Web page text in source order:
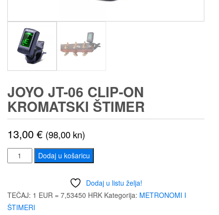
JOYO JT-06 CLIP-ON
KROMATSKI ŠTIMER
13,00€ (98,00 kn)
JOYO
JT-
CLIP-
ON
Dodaj u košaricu
Dodaj u listu želja!
TEČAJ: 1 EUR = 7,53450 HRK Kategorija: METRONOMI I
ŠTIMERI